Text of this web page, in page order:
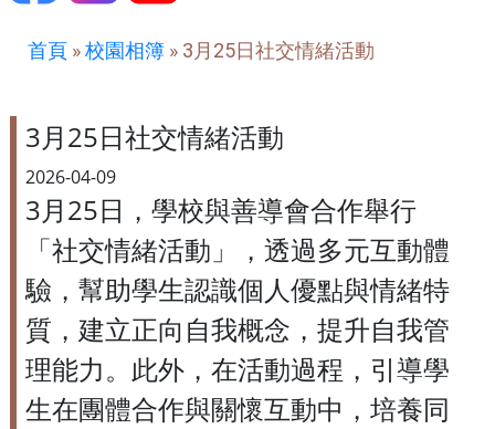
首頁 »校園相簿 » 3月25日社交情緒活動
3月25日社交情緒活動
2026-04-09
3月25日，學校與善導會合作舉行
「社交情緒活動」，透過多元互動體
驗，幫助學生認識個人優點與情緒特
質，建立正向自我概念，提升自我管
理能力。此外，在活動過程，引導學
生在團體合作與關懷互動中，培養同